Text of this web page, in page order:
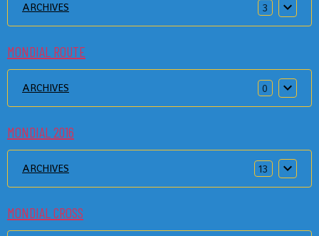
ARCHIVES 3
MONDIAL ROUTE
ARCHIVES 0
MONDIAL 2016
ARCHIVES 13
MONDIAL CROSS